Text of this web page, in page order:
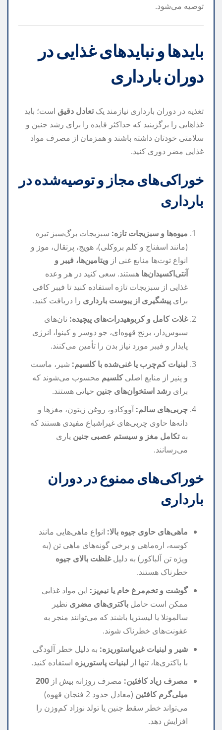
توصیه می‌شود.
بایدها و نبایدهای غذایی در
دوران بارداری
تغذیه در دوران بارداری نیازمند یکتعادل دقیق است؛ باید
غذاهایی را برگزینید که حداکثر فایده را برای رشد جنین و
سلامتی خودتان داشته باشند و همزمان از مصرف مواد
غذایی مضر دوری کنید.
خوراکی‌های مجاز و توصیه‌شده در
بارداری
میوه‌ها و سبزیجات تازه: سبزیجات برگ‌سبز تیره
(مانند اسفناج و کلم بروکلی)، هویج، پرتقال، موز و
انواع توت‌ها منابع غنی از ویتامین‌ها، فیبر و
آنتی‌اکسیدان‌ها هستند. سعی کنید در هر وعده
غذایی از سبزیجات تازه استفاده کنید تا فیبر کافی
برای پیشگیری از یبوست بارداری را دریافت کنید.
غلات کامل و کربوهیدرات‌های پیچیده: نان‌های
سبوس‌دار، برنج قهوه‌ای، جو دوسر و کینوا، انرژی
پایدار و فیبر مورد نیاز بدن را تأمین می‌کنند.
لبنیات کم‌چرب یا غنی‌شده با کلسیم: شیر، ماست
و پنیر از منابع اصلیکلسیم محسوب می‌شوند که
برای رشد استخوان‌های جنین حیاتی هستند.
چربی‌های سالم: آووکادو، روغن زیتون، مغزها و
دانه‌ها حاوی چربی‌های غیراشباع مفیدی هستند که
بهتکامل مغز و سیستم عصبی جنین یاری
می‌رسانند.
خوراکی‌های ممنوع در دوران
بارداری
ماهی‌های حاوی جیوه بالا: انواع ماهی‌هایی مانند
کوسه، اره‌ماهی و برخی گونه‌های ماهی تن (به
ویژه تن آلباکور) به دلیلغلظت بالای جیوه
خطرناک هستند.
گوشت و تخم‌مرغ خام یا نیم‌پز: این مواد غذایی
ممکن است حامل باکتری‌های مضری نظیر
سالمونلا یا لیستریا باشند که می‌توانند منجر به
عفونت‌های خطرناک شوند.
شیر و لبنیات غیرپاستوریزه: به دلیل خطر آلودگی
با باکتری‌ها، تنها از لبنیات پاستوریزه استفاده کنید.
مصرف زیاد کافئین: مصرف روزانه بیش از 200
میلی‌گرم کافئین
(معادل حدود 2 فنجان قهوه)
می‌تواند خطر سقط جنین یا تولد نوزاد کم‌وزن را
افزایش دهد.